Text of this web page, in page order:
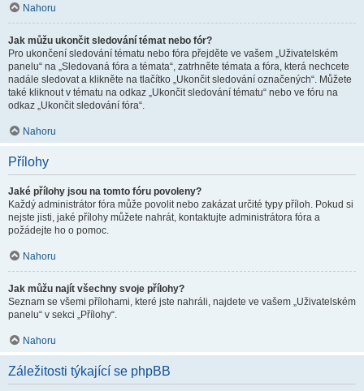
Nahoru
Jak můžu ukončit sledování témat nebo fór?
Pro ukončení sledování tématu nebo fóra přejděte ve vašem „Uživatelském
panelu“ na „Sledovaná fóra a témata“, zatrhněte témata a fóra, která nechcete
nadále sledovat a klikněte na tlačítko „Ukončit sledování označených“. Můžete
také kliknout v tématu na odkaz „Ukončit sledování tématu“ nebo ve fóru na
odkaz „Ukončit sledování fóra“.
Nahoru
Přílohy
Jaké přílohy jsou na tomto fóru povoleny?
Každý administrátor fóra může povolit nebo zakázat určité typy příloh. Pokud si
nejste jisti, jaké přílohy můžete nahrát, kontaktujte administrátora fóra a
požádejte ho o pomoc.
Nahoru
Jak můžu najít všechny svoje přílohy?
Seznam se všemi přílohami, které jste nahráli, najdete ve vašem „Uživatelském
panelu“ v sekci „Přílohy“.
Nahoru
Záležitosti týkající se phpBB